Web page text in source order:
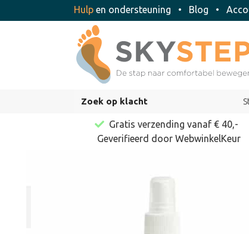
Hulp en ondersteuning • Blog •
Zoek op klacht
Gratis verzending vanaf €
Geverifieerd door WebwinkelKeur